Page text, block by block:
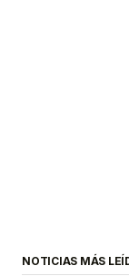
NOTICIAS MÁS